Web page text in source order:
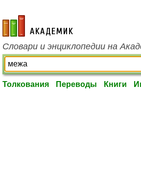
academic.ru
Словари и энциклопедии на
Толкования Переводы Книги